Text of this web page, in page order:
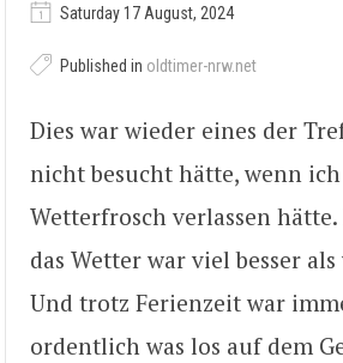
Saturday 17 August, 2024
Published in oldtimer-nrw.net
Dies war wieder eines der
nicht besucht hätte, wenn
Wetterfrosch verlassen hätte.
das Wetter war viel besser
Und trotz Ferienzeit war
ordentlich was los auf dem